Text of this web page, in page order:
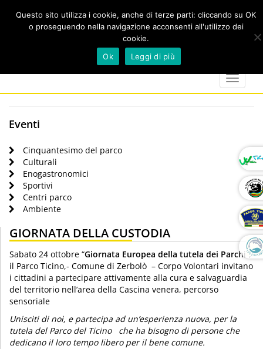
marker
calendar
Toggle
Eventi
Cinquantesimo del parco
Culturali
Enogastronomici
Sportivi
Centri parco
Ambiente
GIORNATA DELLA CUSTODIA
Sabato 24 ottobre “Giornata Europea della tutela dei Parchi”,
il Parco Ticino,- Comune di Zerbolò – Corpo Volontari invitano
i cittadini a partecipare attivamente alla cura e salvaguardia
del territorio nell’area della Cascina venera, percorso
sensoriale
Unisciti di noi, e partecipa ad un’esperienza nuova, per la
tutela del Parco del Ticino che ha bisogno di persone che
dedicano il loro tempo libero per il bene comune.
Questo sito utilizza i cookie, anche di terze parti: cliccando su OK
o proseguendo nella navigazione acconsenti all'utilizzo dei
cookie.
Ok
Leggi di più